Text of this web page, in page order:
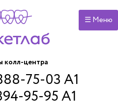
☰ Меню
колл-центра
75-03 А1
95-95 А1